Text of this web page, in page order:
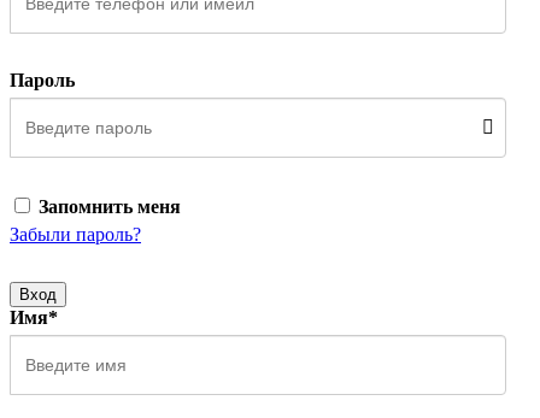
Пароль
Запомнить меня
Забыли пароль?
Вход
Имя*